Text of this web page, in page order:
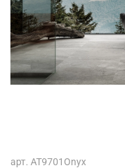
арт. AT9701Onyx